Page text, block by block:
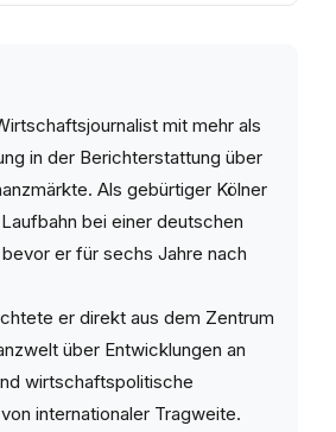
mit mehr als
in der Berichterstattung über
Als gebürtiger Kölner
bei einer deutschen
er für sechs Jahre nach
er direkt aus dem Zentrum
über Entwicklungen an
wirtschaftspolitische
internationaler Tragweite.